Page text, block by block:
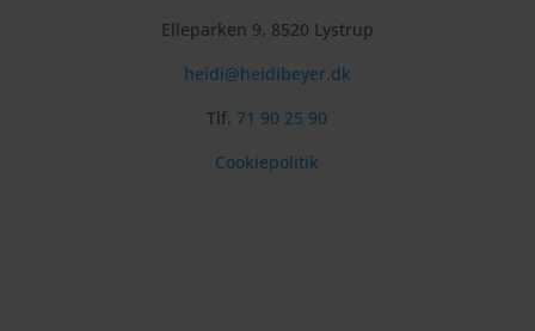
Elleparken 9, 8520 Lystrup
heidi@heidibeyer.dk
Tlf. 71 90 25 90
Cookiepolitik